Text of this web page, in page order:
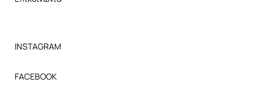
INSTAGRAM
FACEBOOK